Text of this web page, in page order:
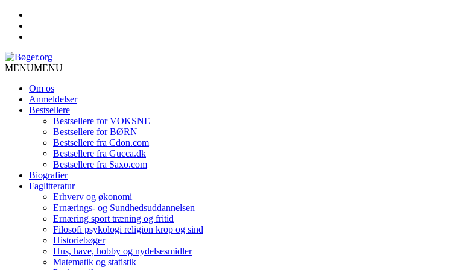
MENUMENU
Om os
Anmeldelser
Bestsellere
Bestsellere for VOKSNE
Bestsellere for BØRN
Bestsellere fra Cdon.com
Bestsellere fra Gucca.dk
Bestsellere fra Saxo.com
Biografier
Faglitteratur
Erhverv og økonomi
Ernærings- og Sundhedsuddannelsen
Ernæring sport træning og fritid
Filosofi psykologi religion krop og sind
Historiebøger
Hus, have, hobby og nydelsesmidler
Matematik og statistik